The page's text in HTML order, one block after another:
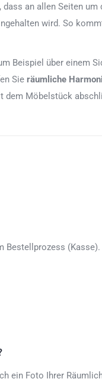
an allen Seiten
wird. So
Beispiel über einem
Sie räumliche
dem Möbelstück
Bestellprozess (Kasse).
ein Foto Ihrer